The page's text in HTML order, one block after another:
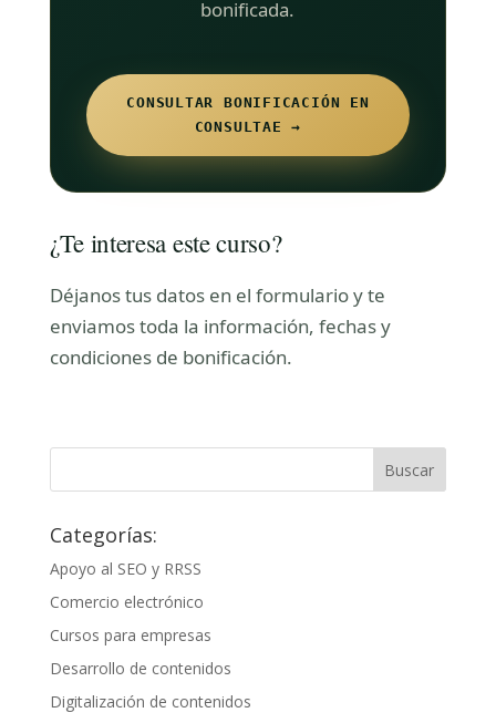
bonificada.
CONSULTAR BONIFICACIÓN EN
CONSULTAE →
¿Te interesa este curso?
Déjanos tus datos en el formulario y te
enviamos toda la información, fechas y
condiciones de bonificación.
Categorías:
Apoyo al SEO y RRSS
Comercio electrónico
Cursos para empresas
Desarrollo de contenidos
Digitalización de contenidos